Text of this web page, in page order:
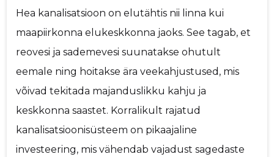
Hea kanalisatsioon on elutähtis nii linna kui
maapiirkonna elukeskkonna jaoks. See tagab, et
reovesi ja sademevesi suunatakse ohutult
eemale ning hoitakse ära veekahjustused, mis
võivad tekitada majanduslikku kahju ja
keskkonna saastet. Korralikult rajatud
kanalisatsioonisüsteem on pikaajaline
investeering, mis vähendab vajadust sagedaste